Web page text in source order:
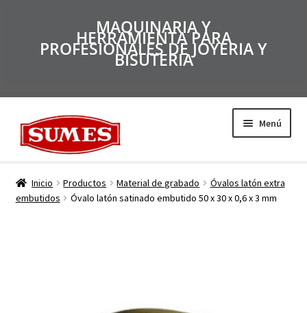
MAQUINARIA Y
HERRAMIENTA PARA
PROFESIONALES DE JOYERIA Y
BISUTERIA
Menú
Productos
Inicio Productos Material de grabado
Óvalos latón extra
embutidos
Óvalo latón satinado embutido 50 x 30 x 0,6 x 3 mm